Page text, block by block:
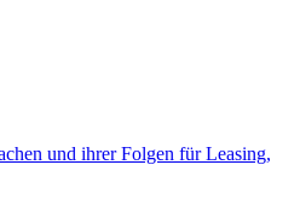
und ihrer Folgen für Leasing,